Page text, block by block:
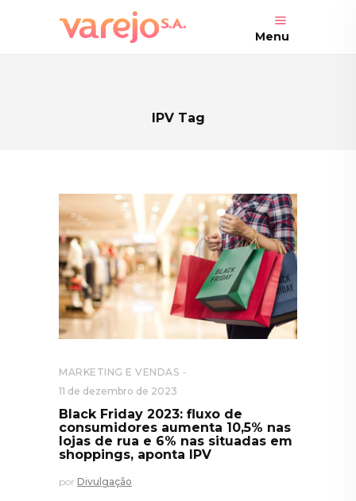
Menu
IPV Tag
MARKETING E VENDAS
11 de dezembro de 2023
Black Friday 2023: fluxo de
consumidores aumenta 10,5% nas
lojas de rua e 6% nas situadas em
shoppings, aponta IPV
por Divulgação